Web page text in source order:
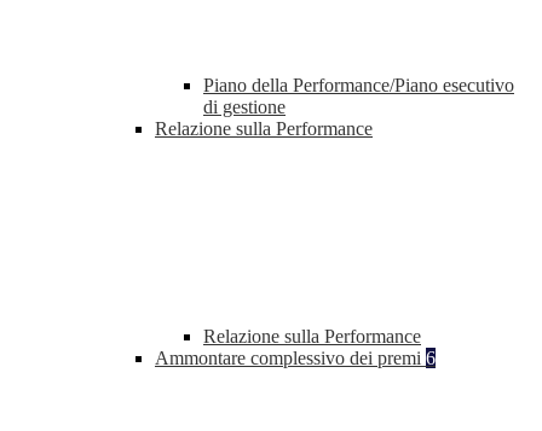
Piano della Performance/Piano esecutivo
di gestione
Relazione sulla Performance
Relazione sulla Performance
Ammontare complessivo dei premi 6